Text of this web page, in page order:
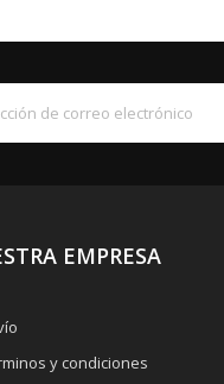
EMPRESA
y condiciones